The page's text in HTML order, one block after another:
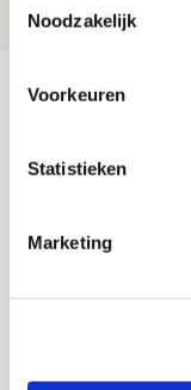
Noodzakelijk
Voorkeuren
Statistieken
Marketing
NIEUWS
11 Geef